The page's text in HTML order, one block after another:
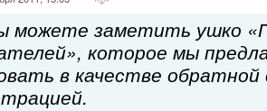
можете заметить ушко
которое мы
в качестве обратной